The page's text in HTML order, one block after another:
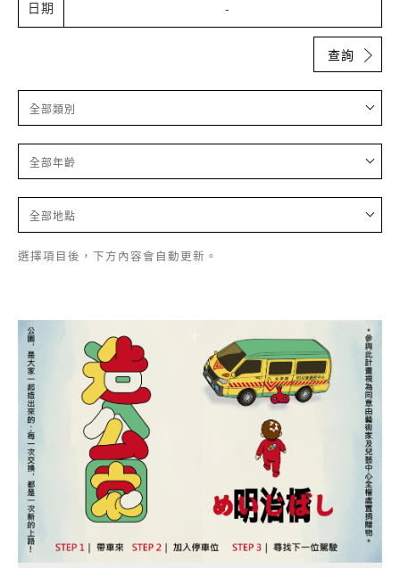
日期 -
查詢
全部類別
全部年齡
全部地點
選擇項目後，下方內容會自動更新。